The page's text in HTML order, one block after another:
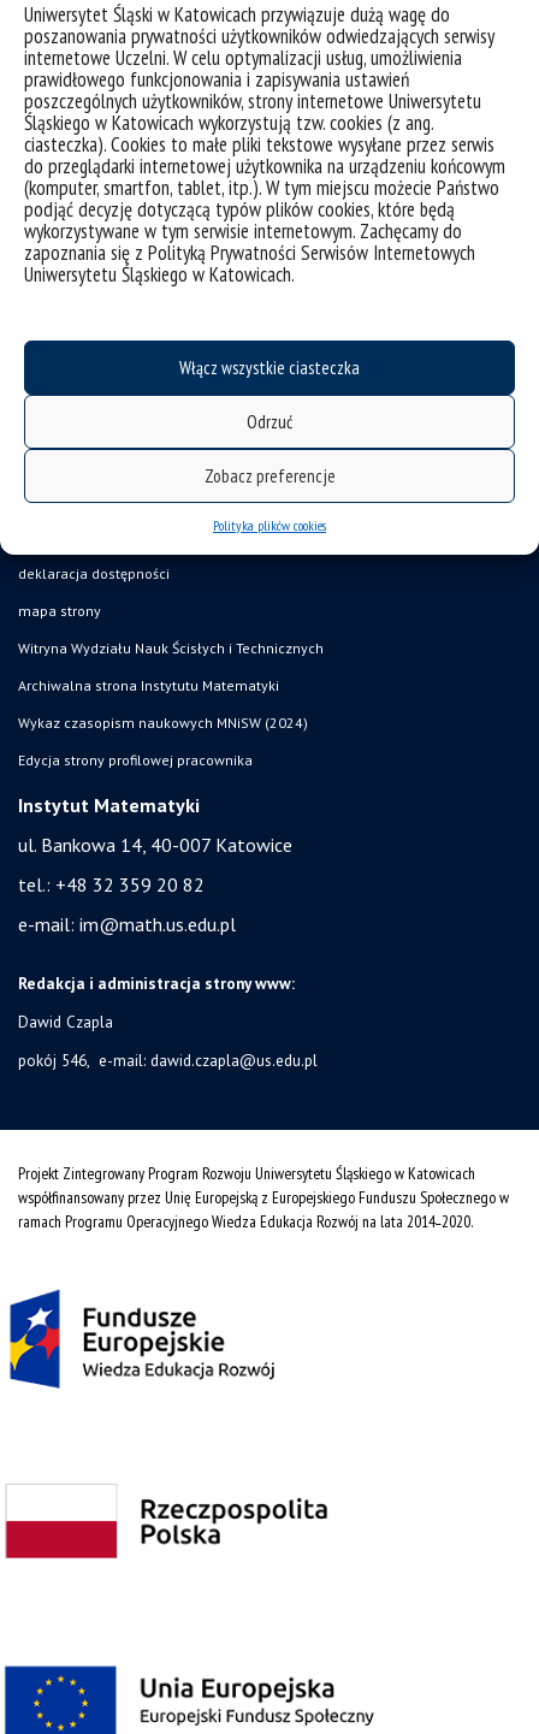
Uniwersytet Śląski w Katowicach przywiązuje dużą wagę do
poszanowania prywatności użytkowników odwiedzających serwisy
internetowe Uczelni. W celu optymalizacji usług, umożliwienia
prawidłowego funkcjonowania i zapisywania ustawień
poszczególnych użytkowników, strony internetowe Uniwersytetu
Śląskiego w Katowicach wykorzystują tzw. cookies (z ang.
ciasteczka). Cookies to małe pliki tekstowe wysyłane przez serwis
do przeglądarki internetowej użytkownika na urządzeniu końcowym
(komputer, smartfon, tablet, itp.). W tym miejscu możecie Państwo
podjąć decyzję dotyczącą typów plików cookies, które będą
wykorzystywane w tym serwisie internetowym. Zachęcamy do
zapoznania się z Polityką Prywatności Serwisów Internetowych
Uniwersytetu Śląskiego w Katowicach.
Włącz wszystkie ciasteczka
Odrzuć
Zobacz preferencje
Polityka plików cookies
CV
Plan zajęć
Publikacje
deklaracja dostępności
mapa strony
Witryna Wydziału Nauk Ścisłych i Technicznych
Archiwalna strona Instytutu Matematyki
Wykaz czasopism naukowych MNiSW (2024)
Edycja strony profilowej pracownika
Instytut Matematyki
ul. Bankowa 14, 40-007 Katowice
tel.: +48 32 359 20 82
e-mail: im@math.us.edu.pl
Redakcja i administracja strony www:
Dawid Czapla
pokój 546, e-mail: dawid.czapla@us.edu.pl
Projekt Zintegrowany Program Rozwoju Uniwersytetu Śląskiego w Katowicach
współfinansowany przez Unię Europejską z Europejskiego Funduszu Społecznego w
ramach Programu Operacyjnego Wiedza Edukacja Rozwój na lata 2014˗2020.